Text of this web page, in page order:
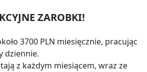
ZAROBKI!
3700 PLN miesięcznie, pracując
dziennie.
z każdym miesiącem, wraz ze